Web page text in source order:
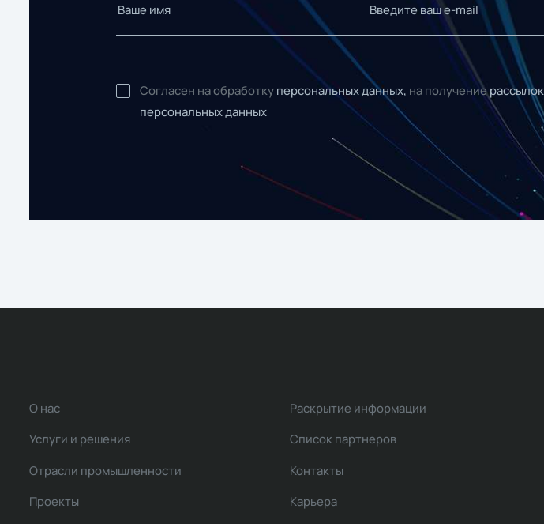
Согласен на обработку персональных данных, на получениерассылок
персональных данных
О нас
Услуги и решения
Отрасли промышленности
Проекты
Раскрытие информации
Список партнеров
Контакты
Карьера